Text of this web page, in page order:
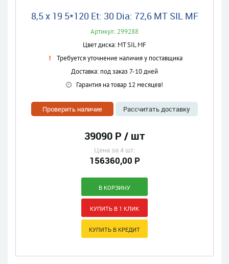
8,5 x 19 5*120 Et: 30 Dia: 72,6 MT SIL MF
Артикул: 299288
Цвет диска: MT SIL MF
Требуется уточнение наличия у поставщика
Доставка: под заказ 7-10 дней
Гарантия на товар 12 месяцев!
Проверить наличие Рассчитать доставку
39090 Р / шт
Цена за 4 шт:
156360,00 Р